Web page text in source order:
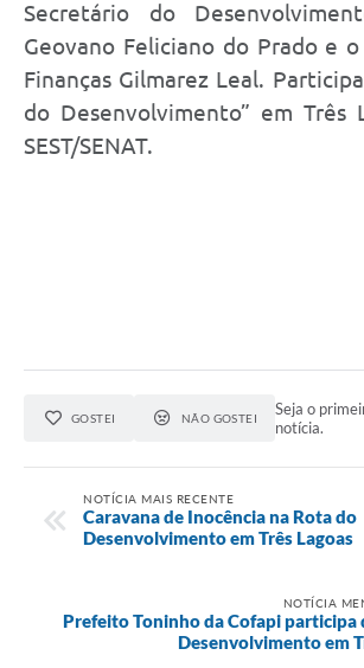
Fale conosco
Secretário do
Geovano Feliciano do Prado e
Finanças Gilmarez Leal.
do Desenvolvimento” em Três
SEST/SENAT.
GOSTEI NÃO GOSTEI
Seja o
notícia.
NOTÍCIA MAIS RECENTE
Caravana de Inocência na Rota do
Desenvolvimento em Três Lagoas
NOTÍCIA
Prefeito Toninho da Cofapi participa
Desenvolvimento em